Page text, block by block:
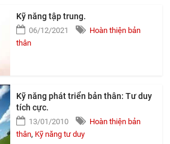
Kỹ năng tập trung.
06/12/2021
Hoàn thiện bản
thân
Kỹ năng phát triển bản thân: Tư duy
tích cực.
13/01/2010
Hoàn thiện bản
thân, Kỹ năng tư duy